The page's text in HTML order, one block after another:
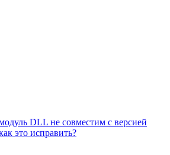
DLL не совместим с версией
это исправить?